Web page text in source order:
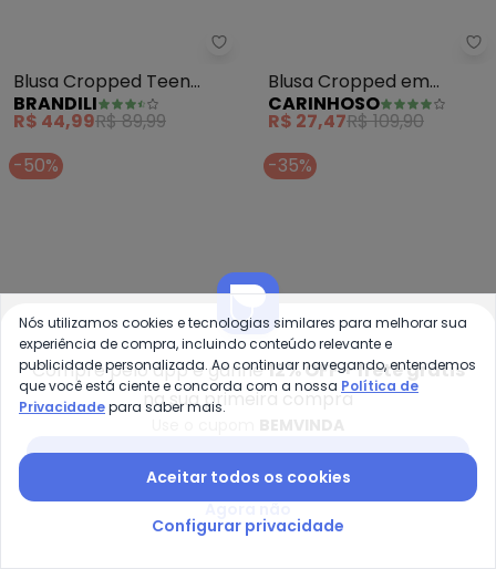
Brandili - Blusa Cropped Teen
Blusa Cropped Teen
Menina de Strass (Preto)
BRANDILI
Blusa Cropped em
Cotelê Menina (Preto)
CARINHOSO
Quimby - Cropped Básico
Cropped Básico Infantil
Camiseta Infantil
Compre pelo app e ganhe12% OFF + frete grátis
na sua primeira compra
Nós utilizamos cookies e tecnologias similares para melhorar sua
experiência de compra, incluindo conteúdo relevante e
publicidade personalizada. Ao continuar navegando, entendemos
que você está ciente e concorda com a nossa Política de
Privacidadepara saber mais.
Aceitar todos os cookies
Configurar privacidade